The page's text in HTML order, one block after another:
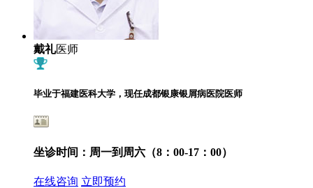
戴礼医师
毕业于福建医科大学，现任成都银康银屑病医院医师
坐诊时间： 周一到周六（8：00-17：00）
在线咨询 立即预约